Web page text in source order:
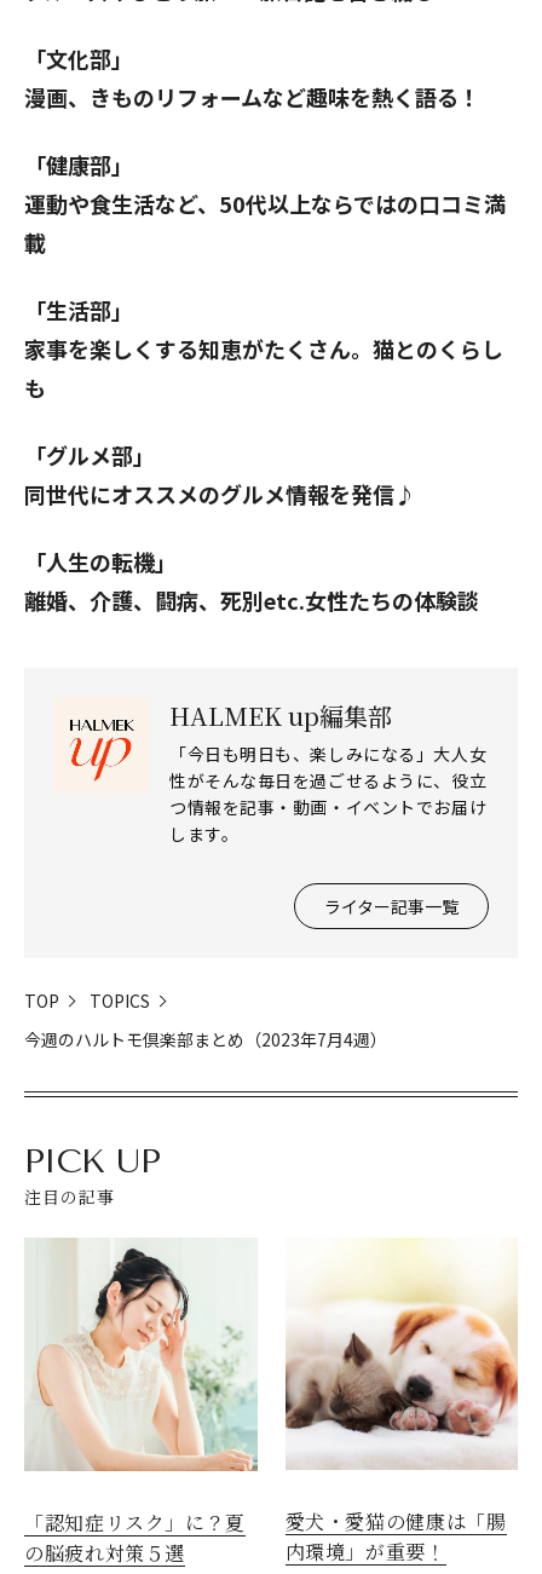
「文化部」
漫画、きものリフォームなど趣味を熱く語る！
「健康部」
運動や食生活など、50代以上ならではの口コミ満
載
「生活部」
家事を楽しくする知恵がたくさん。猫とのくらし
も
「グルメ部」
同世代にオススメのグルメ情報を発信♪
「人生の転機」
離婚、介護、闘病、死別etc.女性たちの体験談
HALMEK up編集部
「今日も明日も、楽しみになる」大人女
性がそんな毎日を過ごせるように、役立
つ情報を記事・動画・イベントでお届け
します。
ライター記事一覧
TOP
TOPICS
今週のハルトモ倶楽部まとめ（2023年7月4週）
PICK UP
注目の記事
「認知症リスク」に？夏
の脳疲れ対策５選
愛犬・愛猫の健康は「腸
内環境」が重要！